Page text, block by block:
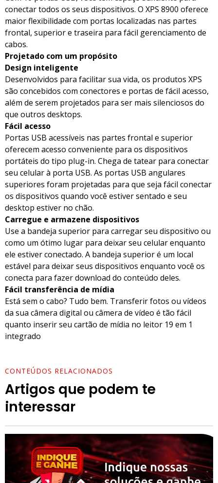
conectar todos os seus dispositivos. O XPS 8900 oferece
maior flexibilidade com portas localizadas nas partes
frontal, superior e traseira para fácil gerenciamento de
cabos.
Projetado com um propósito
Design inteligente
Desenvolvidos para facilitar sua vida, os produtos XPS
são concebidos com conectores e portas de fácil acesso,
além de serem projetados para ser mais silenciosos do
que outros desktops.
Fácil acesso
Portas USB acessíveis nas partes frontal e superior
oferecem acesso conveniente para os dispositivos
portáteis do tipo plug-in. Chega de tatear para conectar
seu celular à porta USB. As portas USB angulares
superiores foram projetadas para que seja fácil conectar
os dispositivos quando você estiver sentado e seu
desktop estiver no chão.
Carregue e armazene dispositivos
Use a bandeja superior para carregar seu dispositivo ou
como um ótimo lugar para deixar seu celular enquanto
ele estiver conectado. A bandeja superior é um local
estável para deixar seus dispositivos enquanto você os
conecta para fazer download do conteúdo deles.
Fácil transferência de mídia
Está sem o cabo? Tudo bem. Transferir fotos ou vídeos
da sua câmera digital ou câmera de vídeo é tão fácil
quanto inserir seu cartão de mídia no leitor 19 em 1
integrado
CONTEÚDOS RELACIONADOS
Artigos que podem te
interessar